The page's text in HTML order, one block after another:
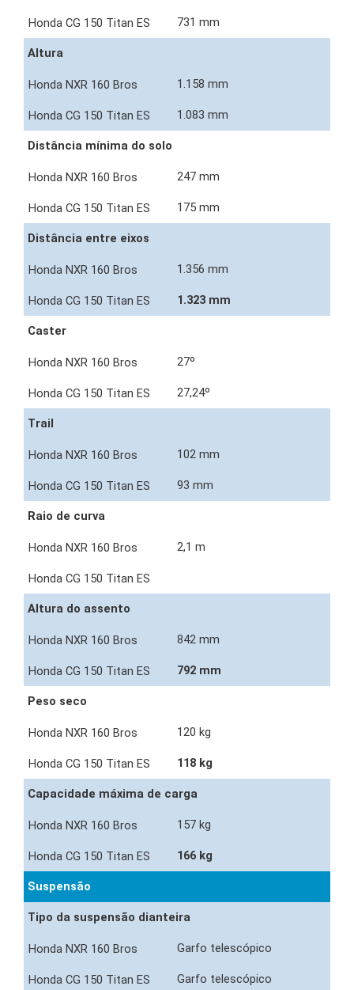
731 mm
Altura
1.158 mm
1.083 mm
Distância mínima do solo
247 mm
175 mm
Distância entre eixos
1.356 mm
1.323 mm
Caster
27º
27,24º
Trail
102 mm
93 mm
Raio de curva
2,1 m
Altura do assento
842 mm
792 mm
Peso seco
120 kg
118 kg
Capacidade máxima de carga
157 kg
166 kg
Suspensão
Tipo da suspensão dianteira
Garfo telescópico
Garfo telescópico